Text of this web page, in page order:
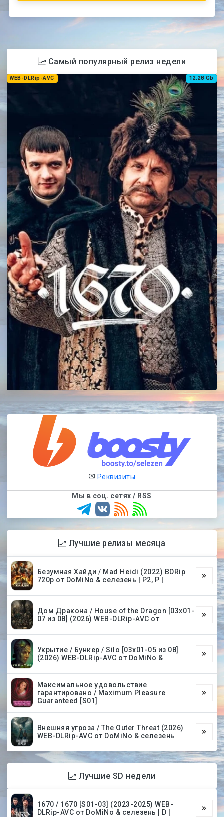
Самый популярный релиз недели
WEB-DLRip-AVC 12.28 Gb
Реквизиты
Мы в соц. сетях / RSS
Лучшие релизы месяца
Безумная Хайди / Mad Heidi (2022) BDRip
720p от DoMiNo & селезень | P2, P |
Дом Дракона / House of the Dragon [03х01-
07 из 08] (2026) WEB-DLRip-AVC от
Укрытие / Бункер / Silo [03х01-05 из 08]
(2026) WEB-DLRip-AVC от DoMiNo &
Максимальное удовольствие
гарантировано / Maximum Pleasure
Guaranteed [S01]
Внешняя угроза / The Outer Threat (2026)
WEB-DLRip-AVC от DoMiNo & селезень
Лучшие SD недели
1670 / 1670 [S01-03] (2023-2025) WEB-
DLRip-AVC от DoMiNo & селезень | D |